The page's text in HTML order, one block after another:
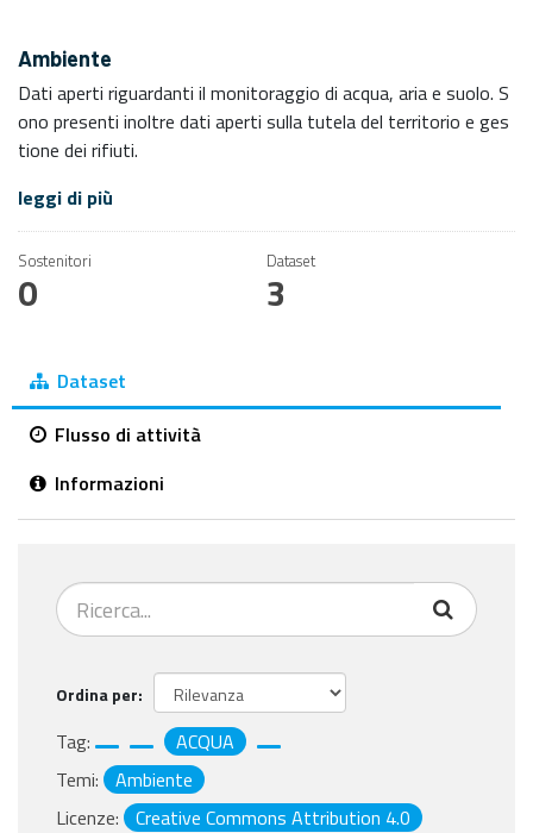
Ambiente
Dati aperti riguardanti il monitoraggio di acqua, aria e suolo. S
ono presenti inoltre dati aperti sulla tutela del territorio e ges
tione dei rifiuti.
leggi di più
Sostenitori
0
Dataset
3
Dataset
Flusso di attività
Informazioni
Ordina per
Tag:
ACQUA
Temi:
Ambiente
Licenze:
Creative Commons Attribution 4.0